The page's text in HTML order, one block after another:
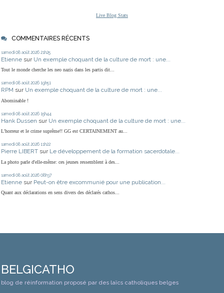
Live Blog Stats
COMMENTAIRES RÉCENTS
samedi 08 août 2026 21h25
Etienne sur Un exemple choquant de la culture de mort : une...
Tout le monde cherche les neo nazis dans les partis dit...
samedi 08 août 2026 19h51
RPM sur Un exemple choquant de la culture de mort : une...
Abominable !
samedi 08 août 2026 15h44
Hank Dussen sur Un exemple choquant de la culture de mort : une...
L'horreur et le crime suprême!! GG est CERTAINEMENT au...
samedi 08 août 2026 11h22
Pierre LIBERT sur Le développement de la formation sacerdotale...
La photo parle d'elle-même: ces jeunes ressemblent à des...
samedi 08 août 2026 08h37
Etienne sur Peut-on être excommunié pour une publication...
Quant aux déclarations en sens divers des déclarés cathos...
BELGICATHO
blog de réinformation proposé par des laïcs catholiques belges